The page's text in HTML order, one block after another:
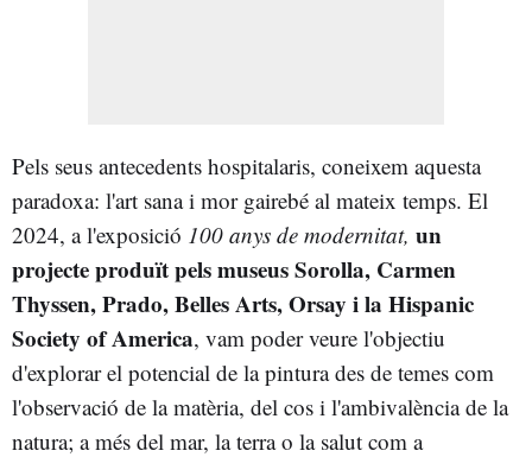
Pels seus antecedents hospitalaris, coneixem aquesta
paradoxa: l'art sana i mor gairebé al mateix temps. El
2024, a l'exposició 100 anys de modernitat, un
projecte produït pels museus Sorolla, Carmen
Thyssen, Prado, Belles Arts, Orsay i la Hispanic
Society of America, vam poder veure l'objectiu
d'explorar el potencial de la pintura des de temes com
l'observació de la matèria, del cos i l'ambivalència de la
natura; a més del mar, la terra o la salut com a